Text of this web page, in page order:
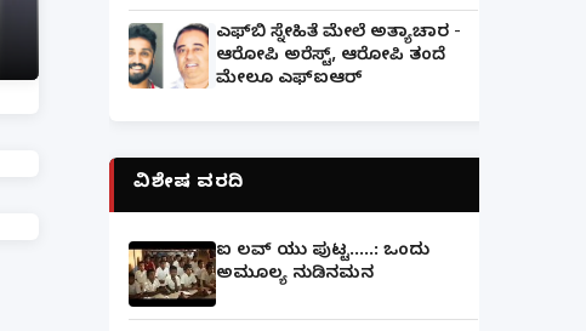
ಪತ್ನಿಗೆ ಕೈಕೊಟ್ಟ ಭೂಪ ಅತ್ತೆಯನ್ನು ವಿವಾಹವಾದ
ಎಫ್‌ಬಿ ಸ್ನೇಹಿತೆ ಮೇಲೆ ಅತ್ಯಾಚಾರ -
ಆರೋಪಿ ಅರೆಸ್ಟ್, ಆರೋಪಿ ತಂದೆ
ಮೇಲೂ ಎಫ್ಐಆರ್
ವಿಶೇಷ ವರದಿ
ಐ ಲವ್ ಯು ಪುಟ್ಟ.....: ಒಂದು
ಅಮೂಲ್ಯ ನುಡಿನಮನ